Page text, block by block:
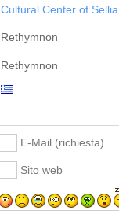
Cultural Center of Sellia
Rethymnon
Rethymnon
E-Mail (richiesta)
Sito web